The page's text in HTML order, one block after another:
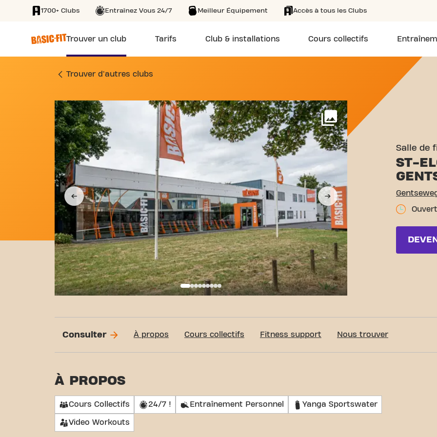
SKIP TO MAIN CONTENT
1700+ Clubs Entraînez Vous 24/7 Meilleur Équipement Accès à tous les Clubs
Trouver un club Tarifs Club & installations Cours collectifs
SALLE DE FITNESS GENTSEWEG 611 WAREGEM
Trouver d'autres clubs
Voir plus
Salle de
ST-
Consulter À propos Cours collectifs Fitness support Nous trouver
À PROPOS
Cours Collectifs 24/7 ! Entraînement Personnel Yanga Sportswater
Video Workouts